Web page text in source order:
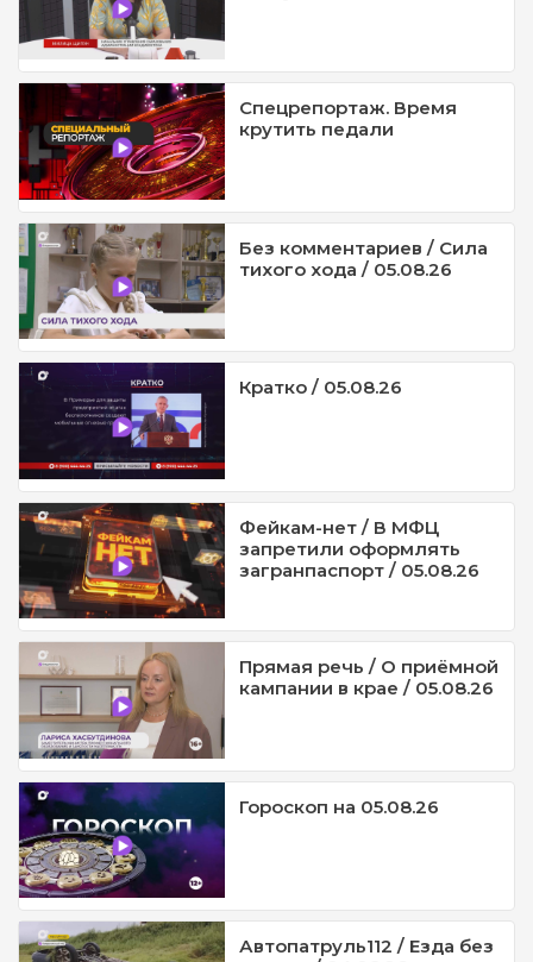
Спецрепортаж. Время
крутить педали
Без комментариев / Сила
тихого хода / 05.08.26
Кратко / 05.08.26
Фейкам-нет / В МФЦ
запретили оформлять
загранпаспорт / 05.08.26
Прямая речь / О приёмной
кампании в крае / 05.08.26
Гороскоп на 05.08.26
Автопатруль112 / Езда без